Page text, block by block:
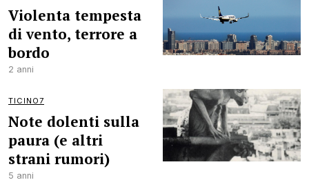
Violenta tempesta
di vento, terrore a
bordo
2 anni
TICINO7
Note dolenti sulla
paura (e altri
strani rumori)
5 anni